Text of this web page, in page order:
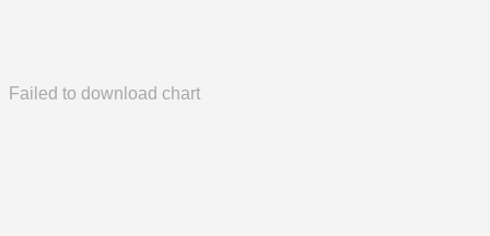
Failed to download chart